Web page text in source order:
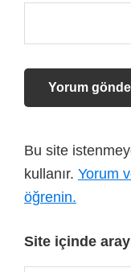
Bu site
kullanır. Yorum
öğrenin.
Site içinde